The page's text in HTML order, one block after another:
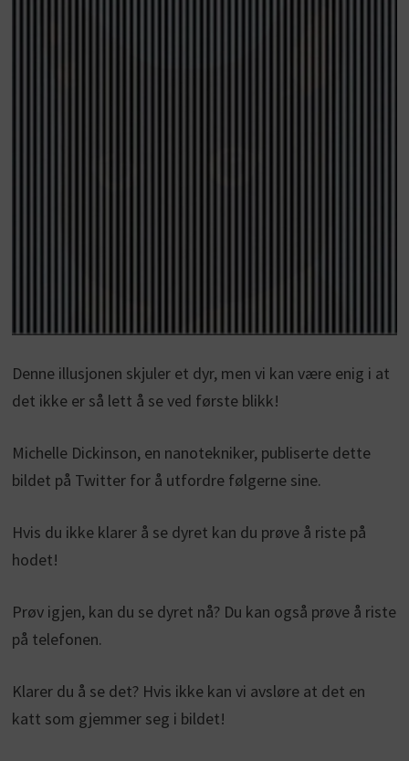
Denne illusjonen skjuler et dyr, men vi kan være enig i at
det ikke er så lett å se ved første blikk!
Michelle Dickinson, en nanotekniker, publiserte dette
bildet på Twitter for å utfordre følgerne sine.
Hvis du ikke klarer å se dyret kan du prøve å riste på
hodet!
Prøv igjen, kan du se dyret nå? Du kan også prøve å riste
på telefonen.
Klarer du å se det? Hvis ikke kan vi avsløre at det en
katt som gjemmer seg i bildet!